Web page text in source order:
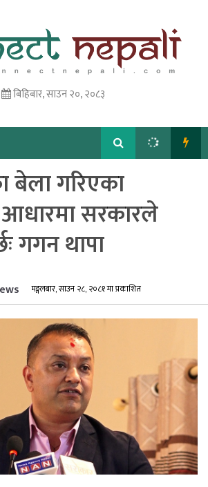
बिहिबार, साउन २०, २०८३
गरिएका
सरकारले
गगन थापा
मङ्गलबार, साउन २८, २०८१ मा प्रकाशित